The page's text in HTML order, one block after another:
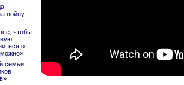
войну
чтобы
от
семьи